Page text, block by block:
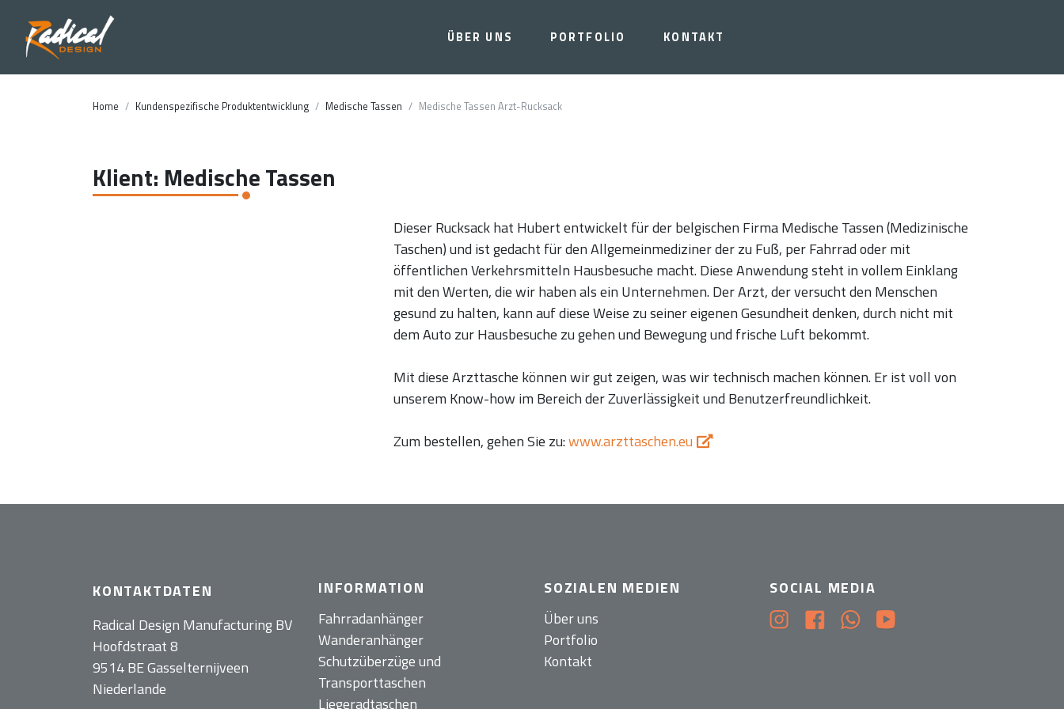
ÜBER UNS PORTFOLIO KONTAKT
Home Kundenspezifische Produktentwicklung Medische Tassen Medische Tassen Arzt-Rucksack
Klient: Medische Tassen
Dieser Rucksack hat Hubert entwickelt für der belgischen Firma Medische Tassen (Medizinische
Taschen) und ist gedacht für den Allgemeinmediziner der zu Fuß, per Fahrrad oder mit
öffentlichen Verkehrsmitteln Hausbesuche macht. Diese Anwendung steht in vollem Einklang
mit den Werten, die wir haben als ein Unternehmen. Der Arzt, der versucht den Menschen
gesund zu halten, kann auf diese Weise zu seiner eigenen Gesundheit denken, durch nicht mit
dem Auto zur Hausbesuche zu gehen und Bewegung und frische Luft bekommt.
Mit diese Arzttasche können wir gut zeigen, was wir technisch machen können. Er ist voll von
unserem Know-how im Bereich der Zuverlässigkeit und Benutzerfreundlichkeit.
Zum bestellen, gehen Sie zu:www.arzttaschen.eu
KONTAKTDATEN
Radical Design Manufacturing BV
Hoofdstraat 8
9514 BE Gasselternijveen
Niederlande
INFORMATION
Fahrradanhänger
Wanderanhänger
Schutzüberzüge und
Transporttaschen
Liegeradtaschen
SOZIALEN MEDIEN
Über uns
Portfolio
Kontakt
SOCIAL MEDIA